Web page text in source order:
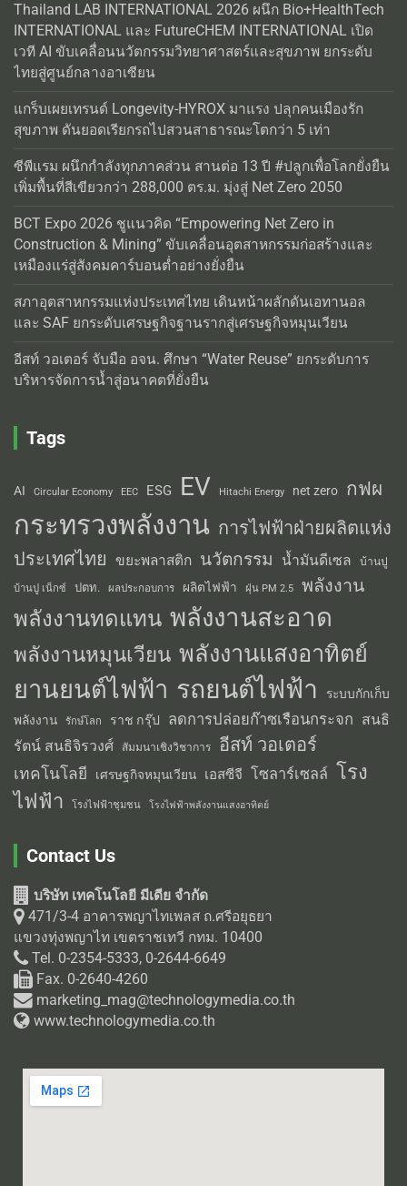
Thailand LAB INTERNATIONAL 2026 ผนึก Bio+HealthTech
INTERNATIONAL และ FutureCHEM INTERNATIONAL เปิด
เวที AI ขับเคลื่อนนวัตกรรมวิทยาศาสตร์และสุขภาพ ยกระดับ
ไทยสู่ศูนย์กลางอาเซียน
แกร็บเผยเทรนด์ Longevity-HYROX มาแรง ปลุกคนเมืองรัก
สุขภาพ ดันยอดเรียกรถไปสวนสาธารณะโตกว่า 5 เท่า
ซีพีแรม ผนึกกำลังทุกภาคส่วน สานต่อ 13 ปี #ปลูกเพื่อโลกยั่งยืน
เพิ่มพื้นที่สีเขียวกว่า 288,000 ตร.ม. มุ่งสู่ Net Zero 2050
BCT Expo 2026 ชูแนวคิด “Empowering Net Zero in
Construction & Mining” ขับเคลื่อนอุตสาหกรรมก่อสร้างและ
เหมืองแร่สู่สังคมคาร์บอนต่ำอย่างยั่งยืน
สภาอุตสาหกรรมแห่งประเทศไทย เดินหน้าผลักดันเอทานอล
และ SAF ยกระดับเศรษฐกิจฐานรากสู่เศรษฐกิจหมุนเวียน
อีสท์ วอเตอร์ จับมือ อจน. ศึกษา “Water Reuse” ยกระดับการ
บริหารจัดการน้ำสู่อนาคตที่ยั่งยืน
Tags
AI Circular Economy EEC ESG EV Hitachi Energy net zero กฟผ
กระทรวงพลังงาน การไฟฟ้าฝ่ายผลิตแห่ง
ประเทศไทย
ขยะพลาสติก นวัตกรรม น้ำมันดีเซล บ้านปู
บ้านปู เน็กซ์ ปตท. ผลประกอบการ ผลิตไฟฟ้า ฝุ่น PM 2.5 พลังงาน
พลังงานทดแทน พลังงานสะอาด
พลังงานหมุนเวียน พลังงานแสงอาทิตย์
ยานยนต์ไฟฟ้า รถยนต์ไฟฟ้า
ระบบกักเก็บ
พลังงาน
รักษ์โลก ราช กรุ๊ป ลดการปล่อยก๊าซเรือนกระจก สนธิ
รัตน์ สนธิจิรวงศ์
สัมมนาเชิงวิชาการ อีสท์ วอเตอร์
เทคโนโลยี เศรษฐกิจหมุนเวียน เอสซีจี โซลาร์เซลล์ โรง
ไฟฟ้า
โรงไฟฟ้าชุมชน โรงไฟฟ้าพลังงานแสงอาทิตย์
Contact Us
บริษัท เทคโนโลยี มีเดีย จำกัด
471/3-4 อาคารพญาไทเพลส ถ.ศรีอยุธยา
แขวงทุ่งพญาไท เขตราชเทวี กทม. 10400
Tel. 0-2354-5333, 0-2644-6649
Fax. 0-2640-4260
marketing_mag@technologymedia.co.th
www.technologymedia.co.th